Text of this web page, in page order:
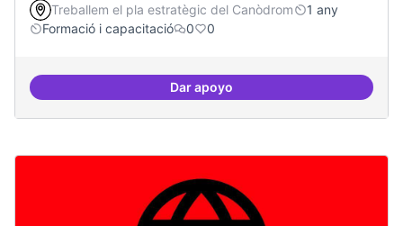
Treballem el pla estratègic del Canòdrom
1 any
Formació i capacitació
0 0
Dar apoyoFormació especialitzada en